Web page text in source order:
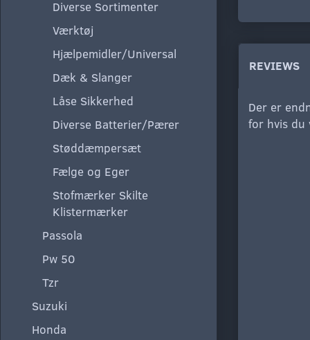
Diverse Sortimenter
Værktøj
Hjælpemidler/Universal
Dæk & Slanger
Låse Sikkerhed
Diverse Batterier/Pærer
Støddæmpersæt
Fælge og Eger
Stofmærker Skilte
Klistermærker
Passola
Pw 50
Tzr
Suzuki
Honda
REVIEWS
Der er
for hvis du